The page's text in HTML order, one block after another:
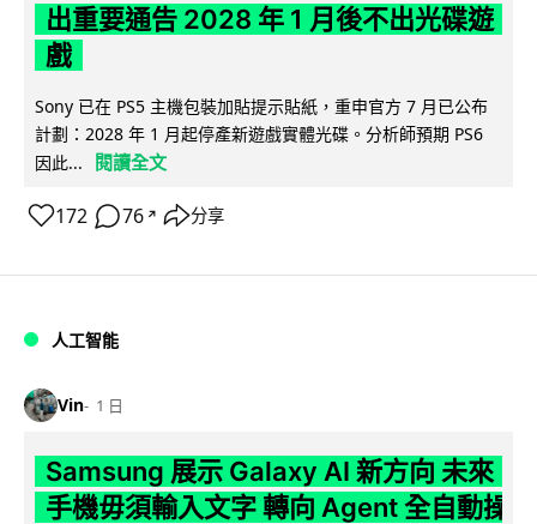
出重要通告 2028 年 1 月後不出光碟遊
戲
Sony 已在 PS5 主機包裝加貼提示貼紙，重申官方 7 月已公布
計劃：2028 年 1 月起停產新遊戲實體光碟。分析師預期 PS6
因此...
閱讀全文
172 76 ↗ 分享
人工智能
Vin 1 日
Samsung 展示 Galaxy AI 新方向 未來
手機毋須輸入文字 轉向 Agent 全自動操